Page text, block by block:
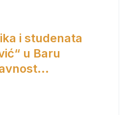
i studenata
u Baru